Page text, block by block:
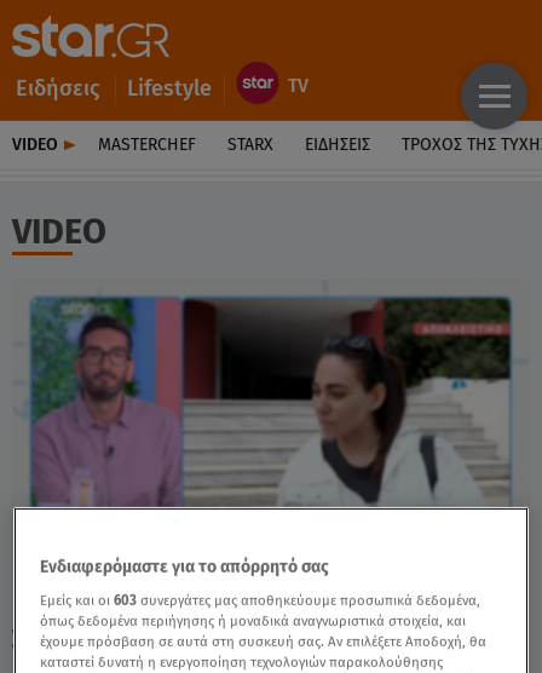
Ειδήσεις Lifestyle
VIDEO MASTERCHEF STARX ΕΙΔΉΣΕΙΣ ΤΡΟΧΌΣ ΤΗΣ
VIDEO
Ευρυδίκη Βαλαβάνη: Θέλει Να Επιστρέψει
Στην Τηλεόραση - Video
Ενδιαφερόμαστε για το απόρρητό σας
Εμείς και οι603 συνεργάτες μας αποθηκεύουμε προσωπικά δεδομένα,
όπως δεδομένα περιήγησης ή μοναδικά αναγνωριστικά στοιχεία, και
έχουμε πρόσβαση σε αυτά στη συσκευή σας. Αν επιλέξετε Αποδοχή, θα
καταστεί δυνατή η ενεργοποίηση τεχνολογιών παρακολούθησης